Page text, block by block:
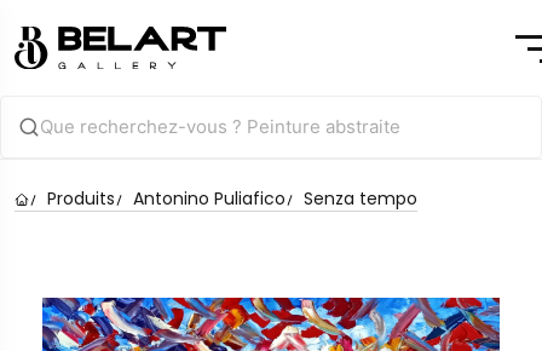
Produits Antonino Puliafico Senza tempo